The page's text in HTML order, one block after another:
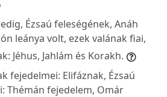
Ézsaú feleségének, Anáh
leánya volt, ezek valának fiai,
Jéhus, Jahlám és Korakh.
fejedelmei: Elifáznak, Ézsaú
Thémán fejedelem, Omár